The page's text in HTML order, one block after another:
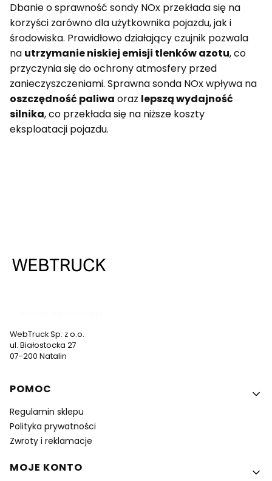
Dbanie o sprawność sondy NOx przekłada się na
korzyści zarówno dla użytkownika pojazdu, jak i
środowiska. Prawidłowo działający czujnik pozwala
na utrzymanie niskiej emisji tlenków azotu, co
przyczynia się do ochrony atmosfery przed
zanieczyszczeniami. Sprawna sonda NOx wpływa na
oszczędność paliwa oraz lepszą wydajność
silnika, co przekłada się na niższe koszty
eksploatacji pojazdu.
WebTruck Sp. z o.o.
ul. Białostocka 27
07-200 Natalin
Linki w stopce
POMOC
Regulamin sklepu
Polityka prywatności
Zwroty i reklamacje
MOJE KONTO